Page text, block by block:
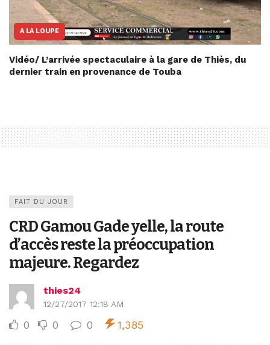
A LA LOUPE
Vidéo/ L’arrivée spectaculaire à la gare de Thiès, du
dernier train en provenance de Touba
FAIT DU JOUR
CRD Gamou Gade yelle, la route
d’accès reste la préoccupation
majeure. Regardez
thies24
12/27/2017 12:18 AM
0 0 0 1,385